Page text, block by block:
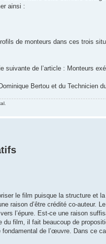
ainsi :
de monteurs dans ces trois
suivante de l’article : Monteurs
Bertou et du Technicien
le film puisque la structure et
raison d’être crédité co-auteur.
l’épure. Est-ce une raison
film, il fait beaucoup de
de l’œuvre. Dans ce